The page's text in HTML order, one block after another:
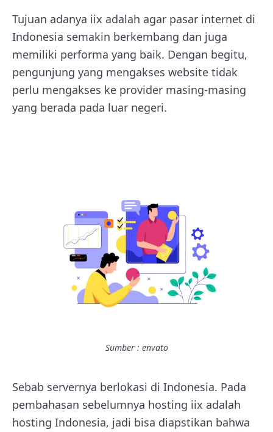
Tujuan adanya iix adalah agar pasar internet di
Indonesia semakin berkembang dan juga
memiliki performa yang baik. Dengan begitu,
pengunjung yang mengakses website tidak
perlu mengakses ke provider masing-masing
yang berada pada luar negeri.
Sumber : envato
Sebab servernya berlokasi di Indonesia. Pada
pembahasan sebelumnya hosting iix adalah
hosting Indonesia, jadi bisa diapstikan bahwa